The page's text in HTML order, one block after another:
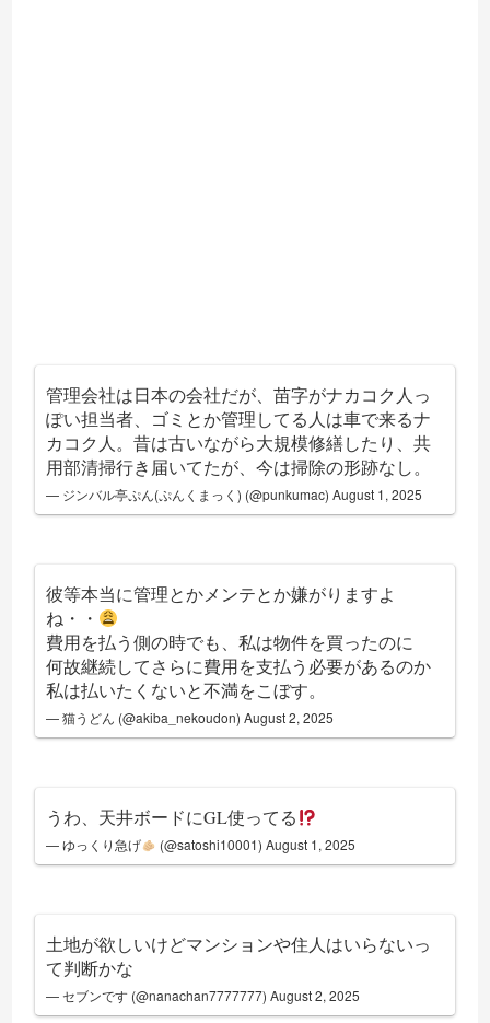
管理会社は日本の会社だが、苗字がナカコク人っ
ぽい担当者、ゴミとか管理してる人は車で来るナ
カコク人。昔は古いながら大規模修繕したり、共
用部清掃行き届いてたが、今は掃除の形跡なし。
— ジンバル亭ぷん(ぷんくまっく) (@punkumac)August 1, 2025
彼等本当に管理とかメンテとか嫌がりますよ
ね・・
費用を払う側の時でも、私は物件を買ったのに
何故継続してさらに費用を支払う必要があるのか
私は払いたくないと不満をこぼす。
— 猫うどん (@akiba_nekoudon)August 2, 2025
うわ、天井ボードにGL使ってる
— ゆっくり急げ (@satoshi10001) August 1, 2025
土地が欲しいけどマンションや住人はいらないっ
て判断かな
— セブンです (@nanachan7777777)August 2, 2025